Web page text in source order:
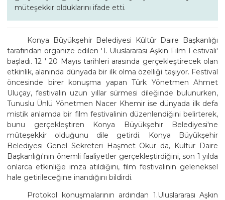
müteşekkir olduklarını ifade etti.
Konya Büyükşehir Belediyesi Kültür Daire Başkanlığı
tarafından organize edilen '1. Uluslararası Aşkın Film Festivali'
başladı. 12 ' 20 Mayıs tarihleri arasında gerçekleştirecek olan
etkinlik, alanında dünyada bir ilk olma özelliği taşıyor. Festival
öncesinde birer konuşma yapan Türk Yönetmen Ahmet
Uluçay, festivalin uzun yıllar sürmesi dileğinde bulunurken,
Tunuslu Ünlü Yönetmen Nacer Khemir ise dünyada ilk defa
mistik anlamda bir film festivalinin düzenlendiğini belirterek,
bunu gerçekleştiren Konya Büyükşehir Belediyesi'ne
müteşekkir olduğunu dile getirdi. Konya Büyükşehir
Belediyesi Genel Sekreteri Haşmet Okur da, Kültür Daire
Başkanlığı'nın önemli faaliyetler gerçekleştirdiğini, son 1 yılda
onlarca etkinliğe imza atıldığını, film festivalinin geleneksel
hale getirileceğine inandığını bildirdi.
Protokol konuşmalarının ardından 1.Uluslararası Aşkın